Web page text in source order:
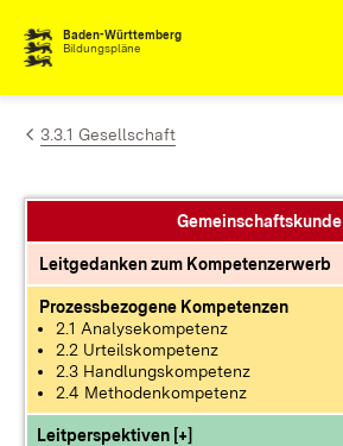
Zum Inhalt springen
Baden-Württemberg
Bildungspläne
3.3.1 Gesellschaft
Gemeinschaftskunde
Leitgedanken zum Kompetenzerwerb
Prozessbezogene Kompetenzen
2.1 Analysekompetenz
2.2 Urteilskompetenz
2.3 Handlungskompetenz
2.4 Methodenkompetenz
Leitperspektiven [+]